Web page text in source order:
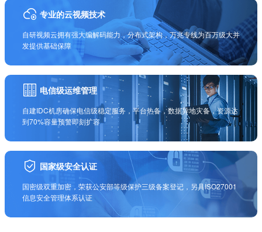
专业的云视频技术
自研视频云拥有强大编解码能力，分布式架构，万兆专线为百万级大并
发提供基础保障
电信级运维管理
自建IDC机房确保电信级稳定服务，平台热备，数据异地灾备，资源达
到70%容量预警即刻扩容
国家级安全认证
国密级双重加密，荣获公安部等级保护三级备案登记，另具ISO27001
信息安全管理体系认证